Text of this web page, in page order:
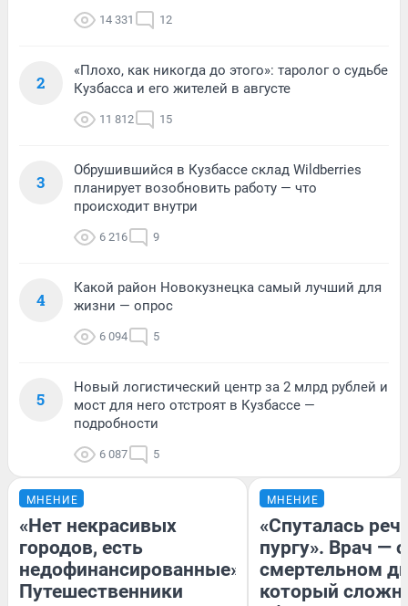
14 331 12
2
«Плохо, как никогда до этого»: таролог о судьбе
Кузбасса и его жителей в августе
11 812 15
3
Обрушившийся в Кузбассе склад Wildberries
планирует возобновить работу — что
происходит внутри
6 216 9
4
Какой район Новокузнецка самый лучший для
жизни — опрос
6 094 5
5
Новый логистический центр за 2 млрд рублей и
мост для него отстроят в Кузбассе —
подробности
6 087 5
МНЕНИЕ
«Нет некрасивых
городов, есть
недофинансированные».
Путешественники
МНЕНИЕ
«Спуталась
пургу». Врач — о
смертельном
который